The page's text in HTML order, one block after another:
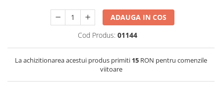
ADAUGA IN COS
Cod Produs: 01144
La achizitionarea acestui produs primiti 15 RON pentru comenzile
viitoare